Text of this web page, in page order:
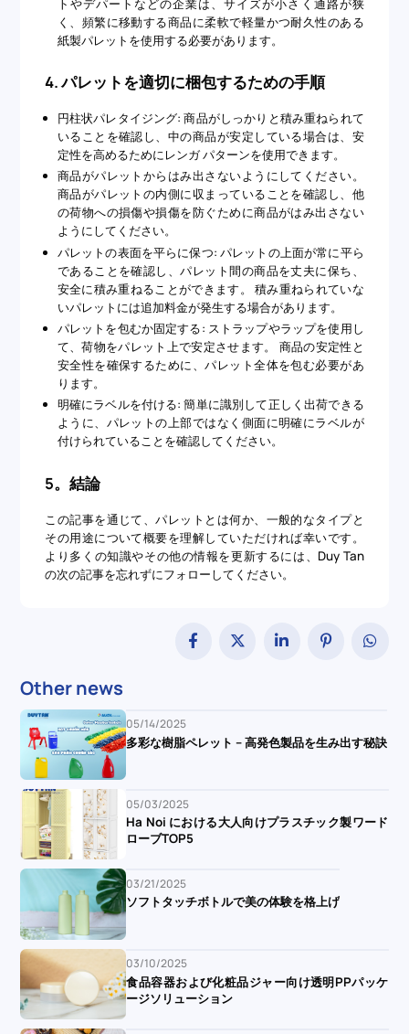
く、頻繁に移動する商品に柔軟で軽量かつ耐久性のある
紙製パレットを使用する必要があります。
4. パレットを適切に梱包するための手順
円柱状パレタイジング: 商品がしっかりと積み重ねられて
いることを確認し、中の商品が安定している場合は、安
定性を高めるためにレンガ パターンを使用できます。
商品がパレットからはみ出さないようにしてください。
商品がパレットの内側に収まっていることを確認し、他
の荷物への損傷や損傷を防ぐために商品がはみ出さない
ようにしてください。
パレットの表面を平らに保つ: パレットの上面が常に平ら
であることを確認し、パレット間の商品を丈夫に保ち、
安全に積み重ねることができます。 積み重ねられていな
いパレットには追加料金が発生する場合があります。
パレットを包むか固定する: ストラップやラップを使用し
て、荷物をパレット上で安定させます。 商品の安定性と
安全性を確保するために、パレット全体を包む必要があ
ります。
明確にラベルを付ける: 簡単に識別して正しく出荷できる
ように、パレットの上部ではなく側面に明確にラベルが
付けられていることを確認してください。
5。結論
この記事を通じて、パレットとは何か、一般的なタイプと
その用途について概要を理解していただければ幸いです。
より多くの知識やその他の情報を更新するには、Duy Tan
の次の記事を忘れずにフォローしてください。
Other news
05/14/2025
多彩な樹脂ペレット – 高発色製品を生み出す秘訣
05/03/2025
Ha Noi における大人向けプラスチック製ワード
ローブTOP5
03/21/2025
ソフトタッチボトルで美の体験を格上げ
03/10/2025
食品容器および化粧品ジャー向け透明PPパッケ
ージソリューション